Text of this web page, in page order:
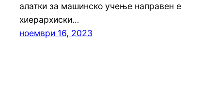
алатки за машинско учење направен е
хиерархиски…
ноември 16, 2023